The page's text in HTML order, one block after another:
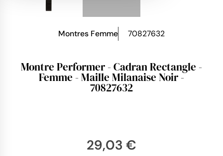
Montres Femme 70827632
Montre Performer - Cadran Rectangle -
Femme - Maille Milanaise Noir -
70827632
29,03 €